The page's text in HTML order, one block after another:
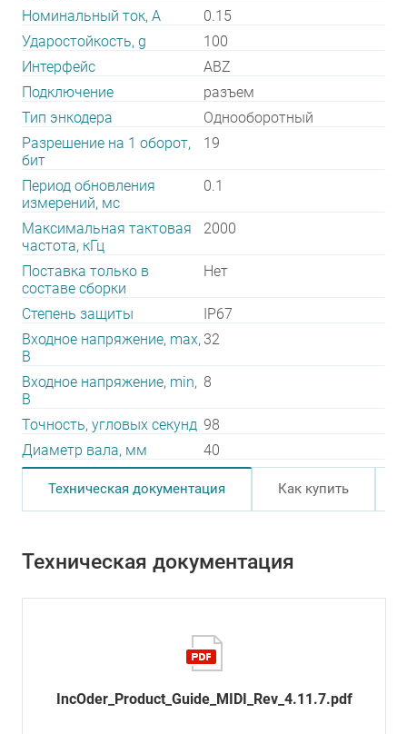
Номинальный ток, А
0.15
Ударостойкость, g
100
Интерфейс
ABZ
Подключение
разъем
Тип энкодера
Однооборотный
Разрешение на 1 оборот,
бит
19
Период обновления
измерений, мс
0.1
Максимальная тактовая
частота, кГц
2000
Поставка только в
составе сборки
Нет
Степень защиты
IP67
Входное напряжение, max,
В
32
Входное напряжение, min,
В
8
Точность, угловых секунд 98
Диаметр вала, мм
40
Техническая документация Как купить
Техническая документация
IncOder_Product_Guide_MIDI_Rev_4.11.7.pdf